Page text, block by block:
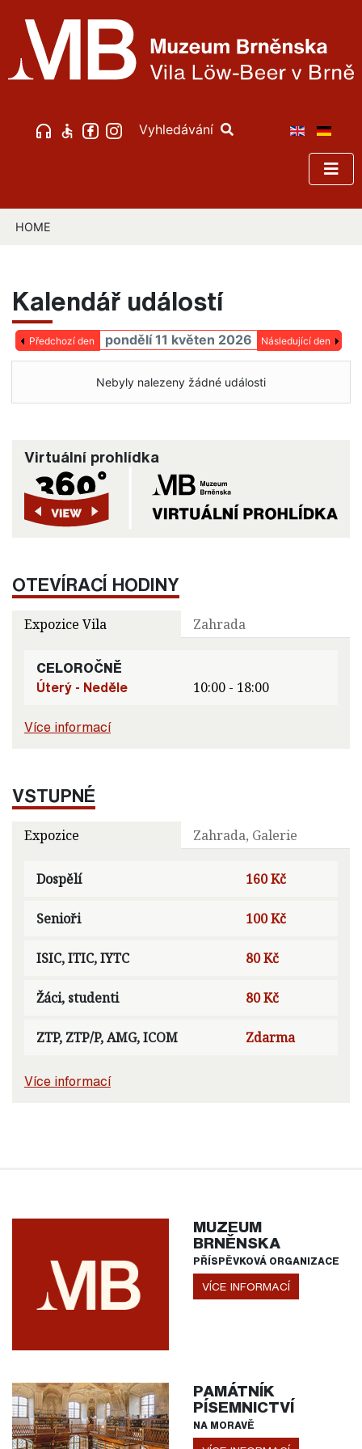
Vyhledávání
HOME
Kalendář událostí
Předchozí den pondělí 11 květen 2026 Následující den
Nebyly nalezeny žádné události
Virtuální prohlídka
OTEVÍRACÍ HODINY
Expozice Vila Zahrada
CELOROČNĚ
Úterý - Neděle
10:00 - 18:00
Více informací
VSTUPNÉ
Expozice Zahrada, Galerie
Dospělí 160 Kč
Senioři 100 Kč
ISIC, ITIC, IYTC 80 Kč
Žáci, studenti 80 Kč
ZTP, ZTP/P, AMG, ICOM Zdarma
Více informací
MUZEUM
BRNĚNSKA
PŘÍSPĚVKOVÁ ORGANIZACE
VÍCE INFORMACÍ
PAMÁTNÍK
PÍSEMNICTVÍ
NA MORAVĚ